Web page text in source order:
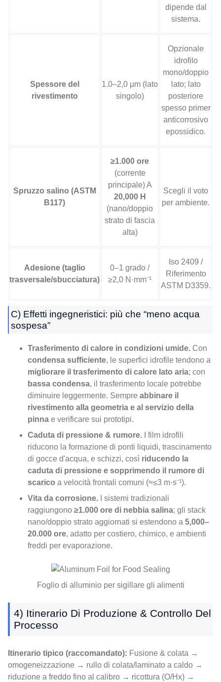
dipende dal
sistema.
Spessore del
rivestimento
1.0–2,0 µm (lato
singolo)
Opzionale
idrofilo
mono/doppio
lato; lato
posteriore
spesso primer
anticorrosivo
epossidico.
Spruzzo salino (ASTM
B117)
≥1.000 ore
(corrente
principale) A
20,000 H
(nano/doppio
strato di fascia
alta)
Scegli il voto
per ambiente.
Adesione (taglio
trasversale/sbucciatura)
0–1 grado /
≥2,0 N·mm⁻¹
Iso 2409 /
Riferimento
ASTM D3359.
C) Effetti ingegneristici: più che “meno acqua
sospesa”
Trasferimento di calore in condizioni umide. Con
condensa sufficiente, le superfici idrofile tendono a
migliorare il trasferimento di calore lato aria; con
bassa condensa, il trasferimento locale potrebbe
diminuire leggermente. Sempre abbinare il
rivestimento alla geometria e al servizio della
pinna e verificare sui prototipi.
Caduta di pressione & rumore. I film idrofili
riducono la formazione di ponti liquidi, trascinamento
di gocce d'acqua, e schizzi, così riducendo la
caduta di pressione e sopprimendo il rumore di
scarico a velocità frontali comuni (≈≤3 m·s⁻¹).
Vita da corrosione. I sistemi tradizionali
raggiungono ≥1.000 ore di nebbia salina; gli stack
nano/doppio strato aggiornati si estendono a 5,000–
20.000 ore, adatto per costiero, chimico, e ambienti
freddi per evaporazione.
Foglio di alluminio per sigillare gli alimenti
4) Itinerario Di Produzione & Controllo Del
Processo
Itinerario tipico (raccomandato): Fusione & colata →
omogeneizzazione → rullo di colata/laminato a caldo →
riduzione a freddo fino al calibro → ricottura (O/Hx) →